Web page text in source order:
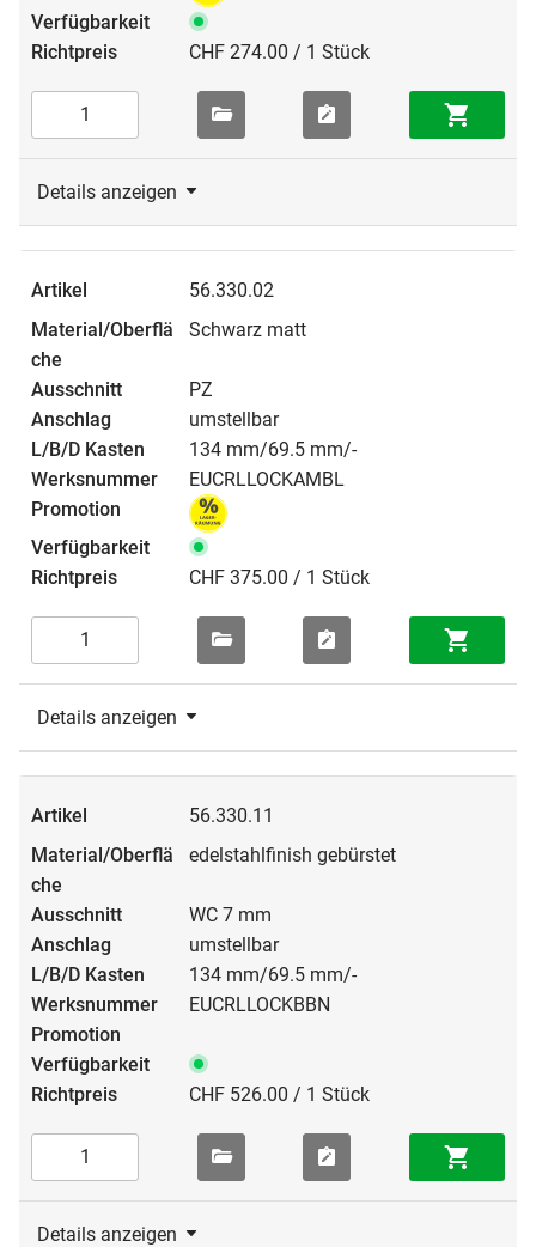
CHF 274.00 / 1 Stück
Details anzeigen
56.330.02
Schwarz matt
PZ
umstellbar
134 mm/69.5 mm/-
EUCRLLOCKAMBL
CHF 375.00 / 1 Stück
Details anzeigen
56.330.11
edelstahlfinish gebürstet
WC 7 mm
umstellbar
134 mm/69.5 mm/-
EUCRLLOCKBBN
CHF 526.00 / 1 Stück
Details anzeigen